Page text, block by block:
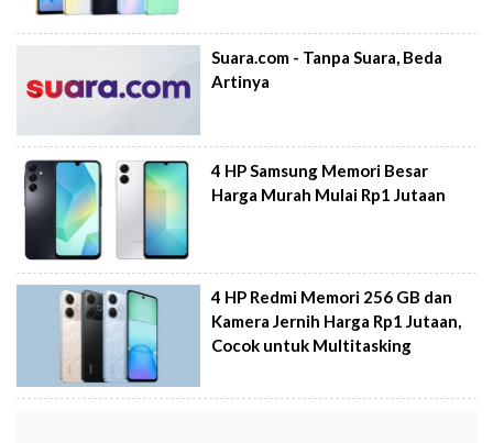
Suara.com - Tanpa Suara, Beda
Artinya
4 HP Samsung Memori Besar
Harga Murah Mulai Rp1 Jutaan
4 HP Redmi Memori 256 GB dan
Kamera Jernih Harga Rp1 Jutaan,
Cocok untuk Multitasking